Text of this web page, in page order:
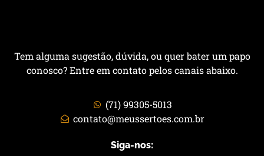
Tem alguma sugestão, dúvida, ou quer bater um papo
conosco? Entre em contato pelos canais abaixo.
(71) 99305-5013
contato@meussertoes.com.br
Siga-nos: